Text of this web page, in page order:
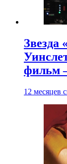
Звезда
фильм
12 месяцев